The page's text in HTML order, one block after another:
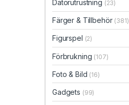
Datorutrustning (23)
Färger & Tillbehör (381)
Figurspel (2)
Förbrukning (107)
Foto & Bild (16)
Gadgets (99)